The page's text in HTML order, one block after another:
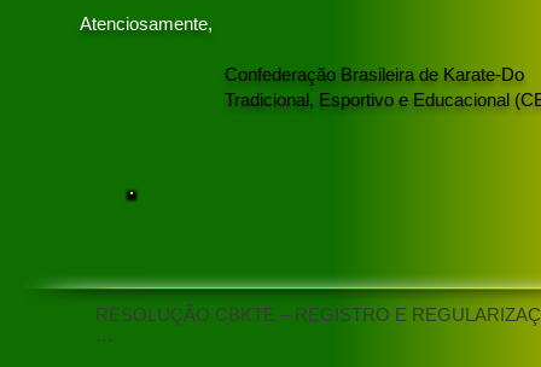
Atenciosamente,
Confederação Brasileira de Karate-Do
Tradicional, Esportivo e Educacional
RESOLUÇÃO CBKTE – REGISTRO E